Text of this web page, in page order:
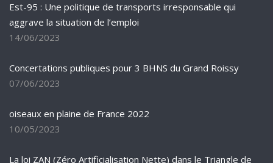
Est-95 : Une politique de transports irresponsable qui
aggrave la situation de l’emploi
14/06/2023
Concertations publiques pour 3 BHNS du Grand Roissy
07/06/2023
oiseaux en plaine de France 2022
10/05/2023
La loi ZAN (Zéro Artificialisation Nette) dans le Triangle de